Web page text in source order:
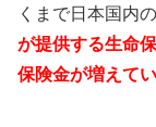
くまで日本国内
が提供する生命
保険金が増えて